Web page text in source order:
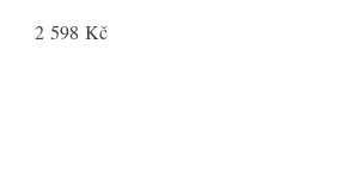
2 598 Kč